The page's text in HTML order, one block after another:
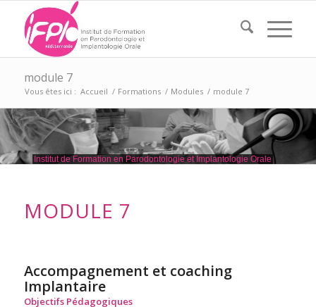
module 7
Vous êtes ici : Accueil / Formations / Modules / module 7
Institut de Formation en Parodontologie et Implantologie Orale
MODULE 7
Accompagnement et coaching
Implantaire
Objectifs Pédagogiques